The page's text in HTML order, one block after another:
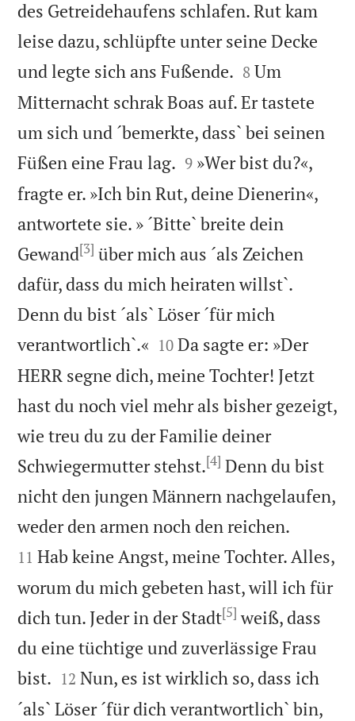
des Getreidehaufens schlafen. Rut kam
leise dazu, schlüpfte unter seine Decke
und legte sich ans Fußende. 

8 Um
Mitternacht schrak Boas auf. Er tastete
um sich und ´bemerkte, dass` bei seinen
Füßen eine Frau lag. 

9 »Wer bist du?«,
fragte er. »Ich bin Rut, deine Dienerin«,
antwortete sie. » ´Bitte` breite dein
Gewand[3] über mich aus ´als Zeichen
dafür, dass du mich heiraten willst`.
Denn du bist ´als` Löser ´für mich
verantwortlich`.« 

10 Da sagte er: »Der
HERR segne dich, meine Tochter! Jetzt
hast du noch viel mehr als bisher gezeigt,
wie treu du zu der Familie deiner
Schwiegermutter stehst.[4] Denn du bist
nicht den jungen Männern nachgelaufen,
weder den armen noch den reichen.
11 Hab keine Angst, meine Tochter. Alles,
worum du mich gebeten hast, will ich für
dich tun. Jeder in der Stadt[5] weiß, dass
du eine tüchtige und zuverlässige Frau
bist. 

12 Nun, es ist wirklich so, dass ich
´als` Löser ´für dich verantwortlich` bin,